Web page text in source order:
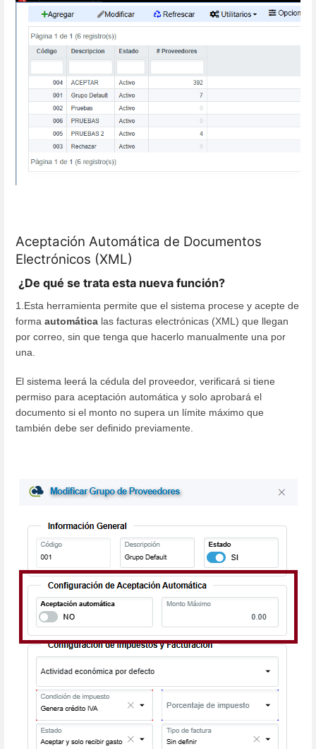
Aceptación Automática de Documentos
Electrónicos (XML)
¿De qué se trata esta nueva función?
1.Esta herramienta permite que el sistema procese y acepte de
forma automática las facturas electrónicas (XML) que llegan
por correo, sin que tenga que hacerlo manualmente una por
una.
El sistema leerá la cédula del proveedor, verificará si tiene
permiso para aceptación automática y solo aprobará el
documento si el monto no supera un límite máximo que
también debe ser definido previamente.